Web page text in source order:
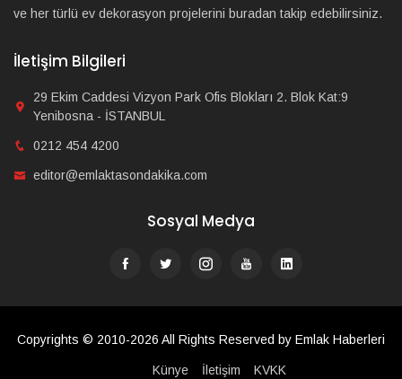
ve her türlü ev dekorasyon projelerini buradan takip edebilirsiniz.
İletişim Bilgileri
29 Ekim Caddesi Vizyon Park Ofis Blokları 2. Blok Kat:9
Yenibosna - İSTANBUL
0212 454 4200
editor@emlaktasondakika.com
Sosyal Medya
Copyrights © 2010-2026 All Rights Reserved by Emlak Haberleri
Künye İletişim KVKK